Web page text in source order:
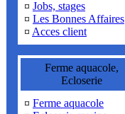
¤ Jobs, stages
¤ Les Bonnes Affaires
¤ Acces client
Ferme aquacole,
Ecloserie
¤ Ferme aquacole